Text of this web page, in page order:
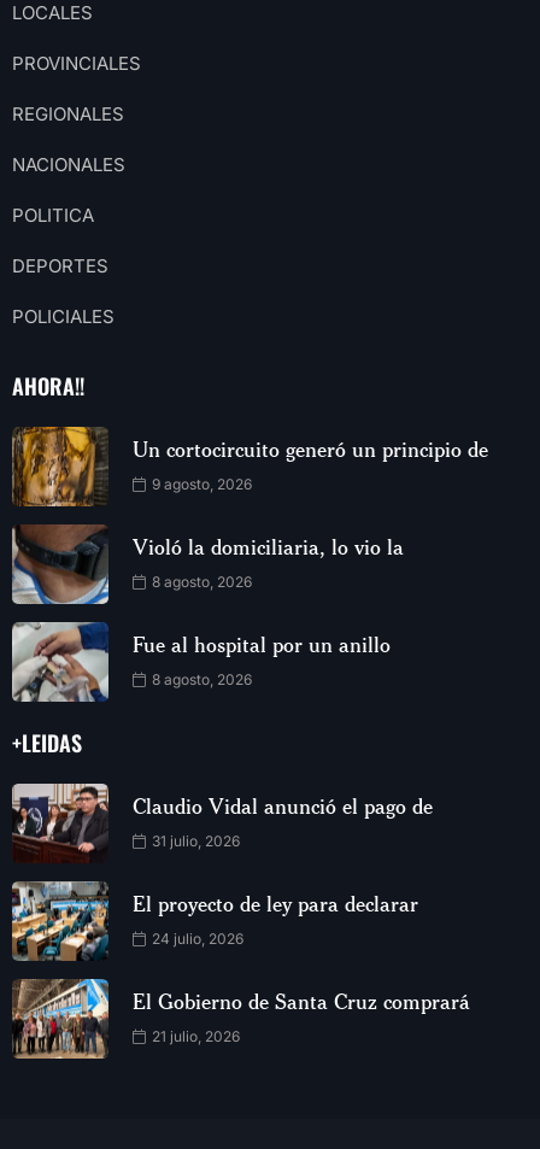
LOCALES
PROVINCIALES
REGIONALES
NACIONALES
POLITICA
DEPORTES
POLICIALES
AHORA!!
Un cortocircuito generó un principio de
9 agosto, 2026
Violó la domiciliaria, lo vio la
8 agosto, 2026
Fue al hospital por un anillo
8 agosto, 2026
+LEIDAS
Claudio Vidal anunció el pago de
31 julio, 2026
El proyecto de ley para declarar
24 julio, 2026
El Gobierno de Santa Cruz comprará
21 julio, 2026